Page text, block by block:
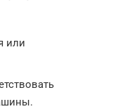
или